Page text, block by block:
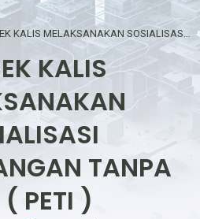
KALIS
TANPA
PETI )